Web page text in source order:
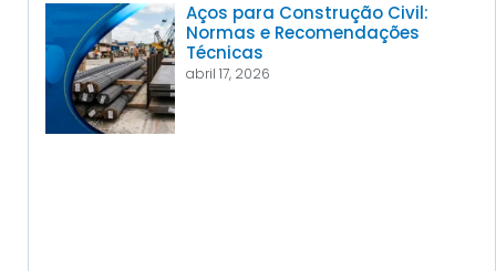
Aços para Construção Civil:
Normas e Recomendações
Técnicas
abril 17, 2026